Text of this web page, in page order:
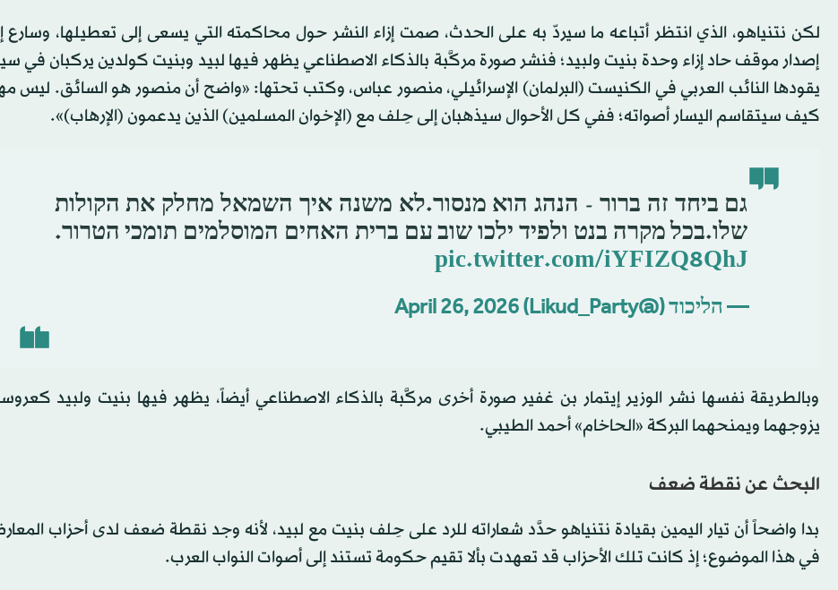
لكن نتنياهو، الذي انتظر أتباعه ما سيردّ به على الحدث، صمت إزاء النشر حول محاكمته التي يسعى إلى تعطيلها، وسارع
إصدار موقف حاد إزاء وحدة بنيت ولبيد؛ فنشر صورة مركَّبة بالذكاء الاصطناعي يظهر فيها لبيد وبنيت كولدين يركبان في
يقودها النائب العربي في الكنيست (البرلمان) الإسرائيلي، منصور عباس، وكتب تحتها: «واضح أن منصور هو السائق. ليس
كيف سيتقاسم اليسار أصواته؛ ففي كل الأحوال سيذهبان إلى حِلف مع (الإخوان المسلمين) الذين يدعمون (الإرهاب)».
גם ביחד זה ברור - הנהג הוא מנסור.לא משנה איך השמאל מחלק את הקולות
שלו.בכל מקרה בנט ולפיד ילכו שוב עם ברית האחים המוסלמים תומכי הטרור.
pic.twitter.com/iYFIZQ8QhJ
— הליכוד (@Likud_Party) April 26, 2026
وبالطريقة نفسها نشر الوزير إيتمار بن غفير صورة أخرى مركَّبة بالذكاء الاصطناعي أيضاً، يظهر فيها بنيت ولبيد
يزوجهما ويمنحهما البركة «الحاخام» أحمد الطيبي.
البحث عن نقطة ضعف
بدا واضحاً أن تيار اليمين بقيادة نتنياهو حدَّد شعاراته للرد على حِلف بنيت مع لبيد، لأنه وجد نقطة ضعف لدى أحزاب
في هذا الموضوع؛ إذ كانت تلك الأحزاب قد تعهدت بألا تقيم حكومة تستند إلى أصوات النواب العرب.